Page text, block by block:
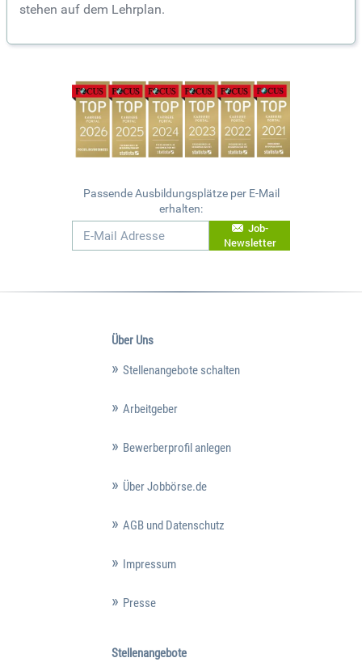
stehen auf dem Lehrplan.
Passende Ausbildungsplätze per E-Mail
erhalten:
Job-
Newsletter
Über Uns
Stellenangebote schalten
Arbeitgeber
Bewerberprofil anlegen
Über Jobbörse.de
AGB und Datenschutz
Impressum
Presse
Stellenangebote